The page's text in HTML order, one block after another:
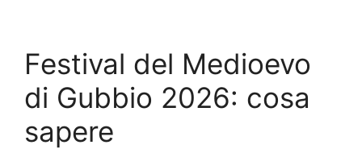
Festival del Medioevo
di Gubbio 2026: cosa
sapere